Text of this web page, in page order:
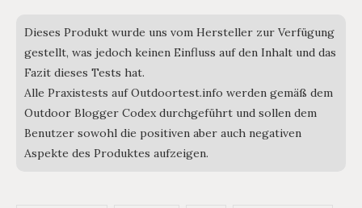
Dieses Produkt wurde uns vom Hersteller zur Verfügung
gestellt, was jedoch keinen Einfluss auf den Inhalt und das
Fazit dieses Tests hat.
Alle Praxistests auf Outdoortest.info werden gemäß dem
Outdoor Blogger Codex durchgeführt und sollen dem
Benutzer sowohl die positiven aber auch negativen
Aspekte des Produktes aufzeigen.